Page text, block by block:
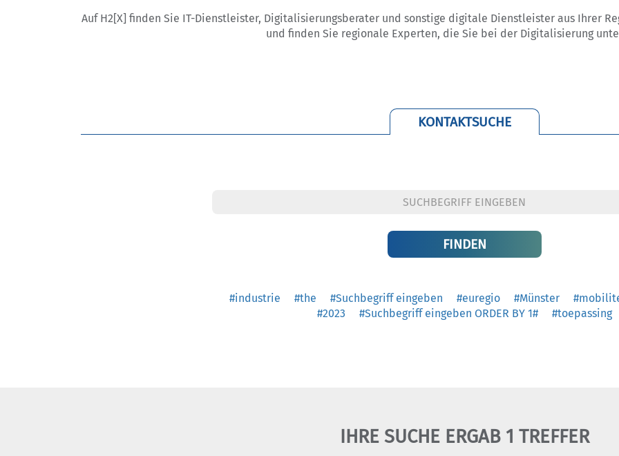
Auf H2[X] finden Sie IT-Dienstleister, Digitalisierungsberater und sonstige digitale Dienstleister aus Ihrer
und finden Sie regionale Experten, die Sie bei der Digitalisierung
KONTAKTSUCHE
#industrie #the #Suchbegriff eingeben #euregio #Münster
#2023
#Suchbegriff eingeben ORDER BY 1# #toepassing
IHRE SUCHE ERGAB 1 TREFFER